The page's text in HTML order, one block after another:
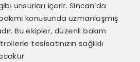
unsurları içerir. Sincan’da
konusunda uzmanlaşmış
Bu ekipler, düzenli bakım
tesisatınızın sağlıklı